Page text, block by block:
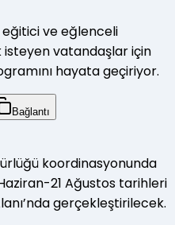
eğitici ve eğlenceli
vatandaşlar için
hayata geçiriyor.
Bağlantı
koordinasyonunda
21 Ağustos tarihleri
gerçekleştirilecek.